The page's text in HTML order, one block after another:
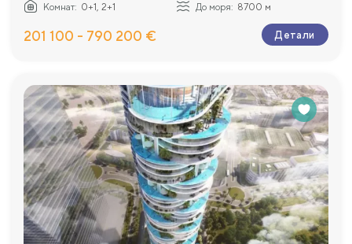
Комнат: 0+1, 2+1 До моря: 8700 м
201 100 - 790 200 € Детали